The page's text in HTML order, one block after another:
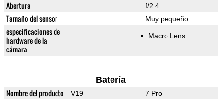
Abertura f/2.4
Tamaño del sensor Muy pequeño
especificaciones de
hardware de la
cámara
Macro Lens
Batería
Nombre del producto V19 7 Pro